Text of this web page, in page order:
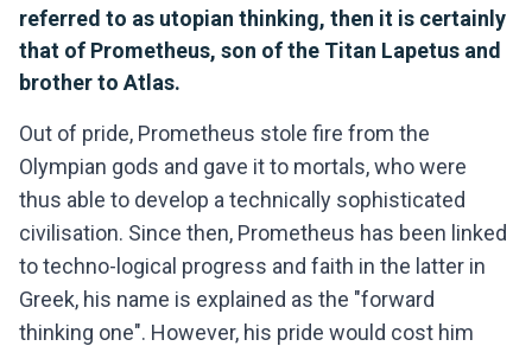
referred to as utopian thinking, then it is certainly
that of Prometheus, son of the Titan Lapetus and
brother to Atlas.
Out of pride, Prometheus stole fire from the
Olympian gods and gave it to mortals, who were
thus able to develop a technically sophisticated
civilisation. Since then, Prometheus has been linked
to techno-logical progress and faith in the latter in
Greek, his name is explained as the "forward
thinking one". However, his pride would cost him